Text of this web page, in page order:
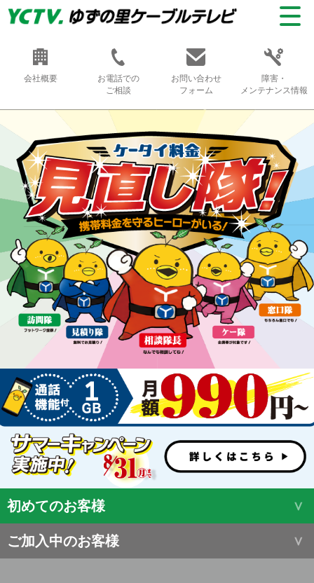
会社概要
お電話での
ご相談
お問い合わせ
フォーム
障害・
メンテナンス情報
初めてのお客様
ご加入中のお客様